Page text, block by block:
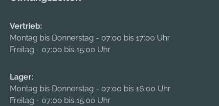
Vertrieb:
Montag bis Donnerstag - 07:00 bis 17:00 Uhr
Freitag - 07:00 bis 15:00 Uhr
Lager:
Montag bis Donnerstag - 07:00 bis 16:00 Uhr
Freitag - 07:00 bis 15:00 Uhr